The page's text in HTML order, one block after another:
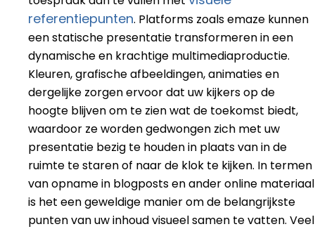
referentiepunten. Platforms zoals emaze kunnen
een statische presentatie transformeren in een
dynamische en krachtige multimediaproductie.
Kleuren, grafische afbeeldingen, animaties en
dergelijke zorgen ervoor dat uw kijkers op de
hoogte blijven om te zien wat de toekomst biedt,
waardoor ze worden gedwongen zich met uw
presentatie bezig te houden in plaats van in de
ruimte te staren of naar de klok te kijken. In termen
van opname in blogposts en ander online materiaal
is het een geweldige manier om de belangrijkste
punten van uw inhoud visueel samen te vatten. Veel